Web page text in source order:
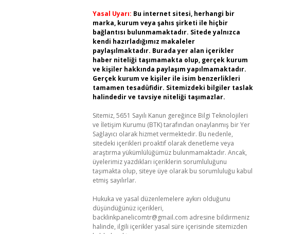
Yasal Uyarı: Bu internet sitesi, herhangi bir
marka, kurum veya şahıs şirketi ile hiçbir
bağlantısı bulunmamaktadır. Sitede yalnızca
kendi hazırladığımız makaleler
paylaşılmaktadır. Burada yer alan içerikler
haber niteliği taşımamakta olup, gerçek kurum
ve kişiler hakkında paylaşım yapılmamaktadır.
Gerçek kurum ve kişiler ile isim benzerlikleri
tamamen tesadüfidir. Sitemizdeki bilgiler taslak
halindedir ve tavsiye niteliği taşımazlar.
Sitemiz, 5651 Sayılı Kanun gereğince Bilgi Teknolojileri
ve İletişim Kurumu (BTK) tarafından onaylanmış bir Yer
Sağlayıcı olarak hizmet vermektedir. Bu nedenle,
sitedeki içerikleri proaktif olarak denetleme veya
araştırma yükümlülüğümüz bulunmamaktadır. Ancak,
üyelerimiz yazdıkları içeriklerin sorumluluğunu
taşımakta olup, siteye üye olarak bu sorumluluğu kabul
etmiş sayılırlar.
Hukuka ve yasal düzenlemelere aykırı olduğunu
düşündüğünüz içerikleri,
backlinkpanelicomtr@gmail.com adresine bildirmeniz
halinde, ilgili içerikler yasal süre içerisinde sitemizden